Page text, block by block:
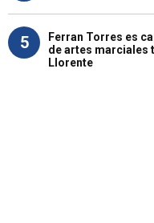
5
Ferran Torres es
de artes marciales
Llorente